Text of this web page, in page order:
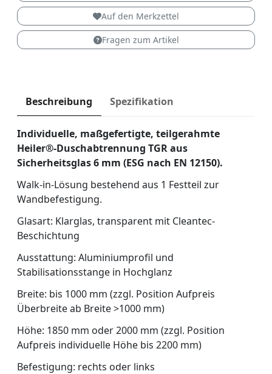
Auf den Merkzettel
Fragen zum Artikel
Beschreibung Spezifikation
Individuelle, maßgefertigte, teilgerahmte
Heiler®-Duschabtrennung TGR aus
Sicherheitsglas 6 mm (ESG nach EN 12150).
Walk-in-Lösung bestehend aus 1 Festteil zur
Wandbefestigung.
Glasart: Klarglas, transparent mit Cleantec-
Beschichtung
Ausstattung: Aluminiumprofil und
Stabilisationsstange in Hochglanz
Breite: bis 1000 mm (zzgl. Position Aufpreis
Überbreite ab Breite >1000 mm)
Höhe: 1850 mm oder 2000 mm (zzgl. Position
Aufpreis individuelle Höhe bis 2200 mm)
Befestigung: rechts oder links